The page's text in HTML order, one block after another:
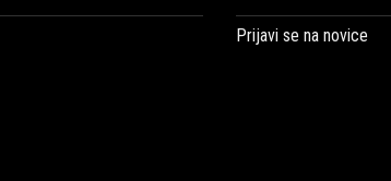
Prijavi se na novice